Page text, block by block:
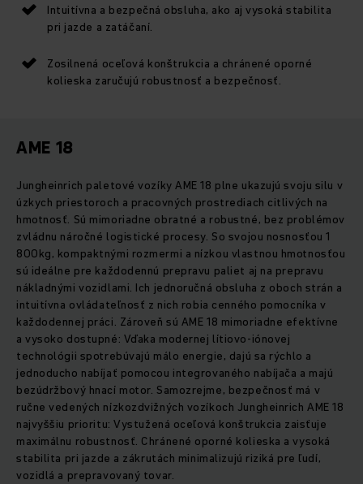
Intuitívna a bezpečná obsluha, ako aj vysoká stabilita
pri jazde a zatáčaní.
Zosilnená oceľová konštrukcia a chránené oporné
kolieska zaručujú robustnosť a bezpečnosť.
AME 18
Jungheinrich paletové vozíky AME 18 plne ukazujú svoju silu v
úzkych priestoroch a pracovných prostrediach citlivých na
hmotnosť. Sú mimoriadne obratné a robustné, bez problémov
zvládnu náročné logistické procesy. So svojou nosnosťou 1
800kg, kompaktnými rozmermi a nízkou vlastnou hmotnosťou
sú ideálne pre každodennú prepravu paliet aj na prepravu
nákladnými vozidlami. Ich jednoručná obsluha z oboch strán a
intuitívna ovládateľnosť z nich robia cenného pomocníka v
každodennej práci. Zároveň sú AME 18 mimoriadne efektívne
a vysoko dostupné: Vďaka modernej lítiovo-iónovej
technológii spotrebúvajú málo energie, dajú sa rýchlo a
jednoducho nabíjať pomocou integrovaného nabíjača a majú
bezúdržbový hnací motor. Samozrejme, bezpečnosť má v
ručne vedených nízkozdvižných vozíkoch Jungheinrich AME 18
najvyššiu prioritu: Vystužená oceľová konštrukcia zaisťuje
maximálnu robustnosť. Chránené oporné kolieska a vysoká
stabilita pri jazde a zákrutách minimalizujú riziká pre ľudí,
vozidlá a prepravovaný tovar.